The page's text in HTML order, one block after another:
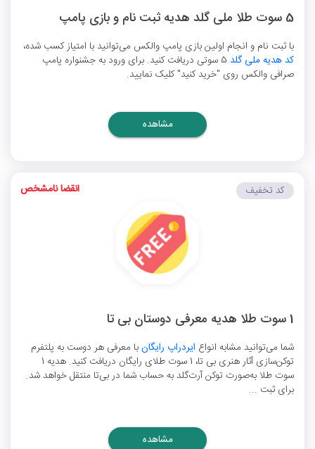
5 سوت طلا ملی گلد هدیه ثبت نام و بازی پامپ
با ثبت نام و انجام اولین بازی پامپ والکس می‌توانید با امتیاز کسب شده،
کد هدیه ملی گلد
5 سوتی دریافت کنید. برای ورود به جشنواره پامپ
صرافی والکس روی "خرید کنید" کلیک نمایید.
مشاهده
1 سوت طلا هدیه معرفی دوستان بی تا
شما می‌توانید مشابه انواع ایردراپ رایگانبا معرفی هر دوست به پلتفرم
توکن‌سازی آثار هنری بی تا، 1 سوت طلای رایگان دریافت کنید. هدیه 1
سوت طلا به‌صورت توکن آرت‌گلد به حساب شما در بی‌تا منتقل خواهد شد.
برای ثبت ...
کد تخفیف انقضا نامشخص
مشاهده